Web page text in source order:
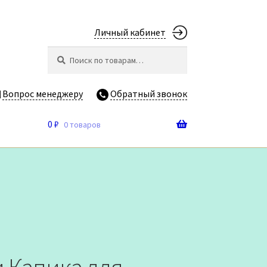
Личный кабинет
Вопрос менеджеру Обратный звонок
0 ₽ 0 товаров